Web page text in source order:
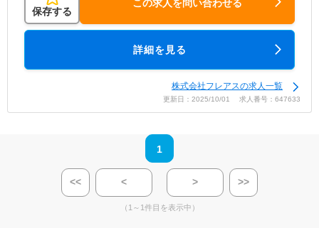
保存する
この求人を問い合わせる
詳細を見る
株式会社フレアスの求人一覧
更新日：2025/10/01 求人番号：647633
1
<< < > >>
（1～1件目を表示中）